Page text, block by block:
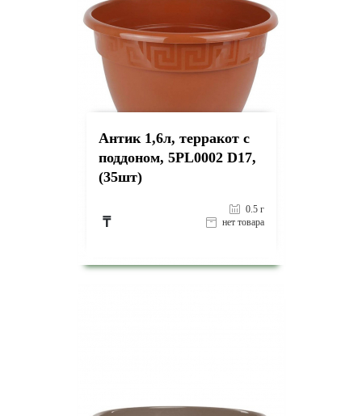
Антик 1,6л, терракот с
поддоном, 5PL0002 D17,
(35шт)
₸
0.5 г
нет товара